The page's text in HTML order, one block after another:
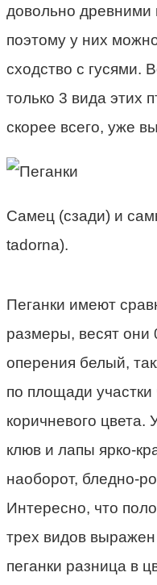
довольно древними
поэтому у них
сходство с гусями.
только 3 вида этих
скорее всего, уже
Самец (сзади) и
tadorna).
Пеганки имеют
размеры, весят они
оперения белый,
по площади
коричневого цвета.
клюв и лапы ярко-
наоборот, бледно-
Интересно, что
трех видов
пеганки разница в